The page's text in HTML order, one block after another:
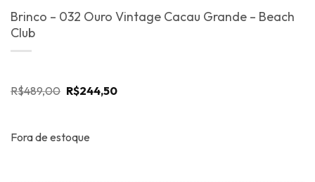
Brinco – 032 Ouro Vintage Cacau Grande – Beach
Club
R$489,00 O
R$489,00.
R$244,50O
Fora de estoque